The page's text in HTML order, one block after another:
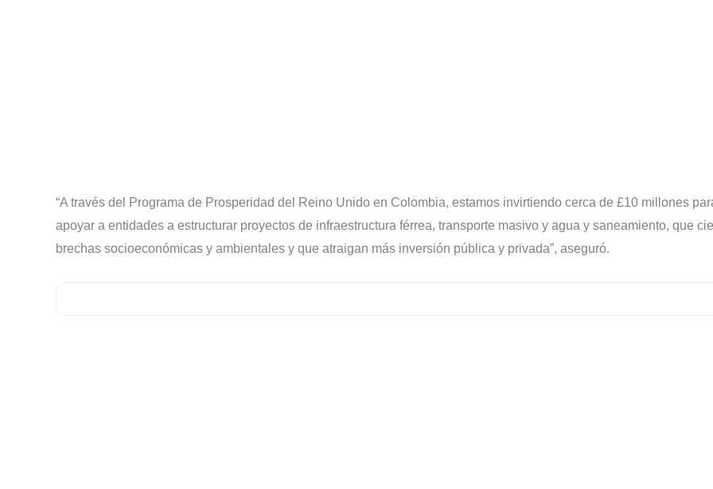
“A través del Programa de Prosperidad del Reino Unido en Colombia, estamos invirtiendo cerca de £10 millones
apoyar a entidades a estructurar proyectos de infraestructura férrea, transporte masivo y agua y saneamiento, que
brechas socioeconómicas y ambientales y que atraigan más inversión pública y privada”, aseguró.